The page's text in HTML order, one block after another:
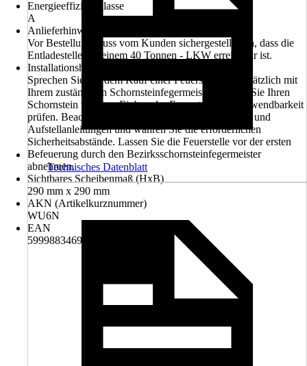
Energieeffizienzklasse
A
Anlieferhinweis
Vor Bestellung muss vom Kunden sichergestellt sein, dass die
Entladestelle mit einem 40 Tonnen - LKW erreichbar ist.
Installationshinweis
Sprechen Sie vor dem Kauf einer Feuerstelle grundsätzlich mit
Ihrem zuständigen Schornsteinfegermeister. Lassen Sie Ihren
Schornstein vor dem Einbau der Feuerstelle auf Verwendbarkeit
prüfen. Beachten Sie grundsätzlich die Bedienungs- und
Aufstellanleitungen und wahren Sie die erforderlichen
Sicherheitsabstände. Lassen Sie die Feuerstelle vor der ersten
Befeuerung durch den Bezirksschornsteinfegermeister
abnehmen.
Sichtbares Scheibenmaß (HxB)
290 mm x 290 mm
AKN (Artikelkurznummer)
WU6N
EAN
5999883469712
Technisches Datenblatt